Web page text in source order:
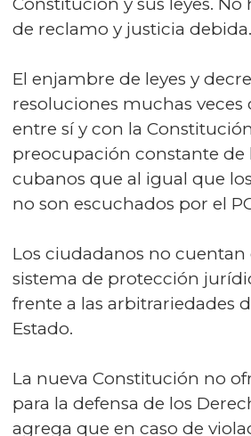
de reclamo y justicia debida.
El enjambre de leyes y
resoluciones muchas
entre sí y con la
preocupación constante de
cubanos que al igual que
no son escuchados por el
Los ciudadanos no
sistema de protección
frente a las arbitrariedades
Estado.
La nueva Constitución no
para la defensa de los
agrega que en caso de